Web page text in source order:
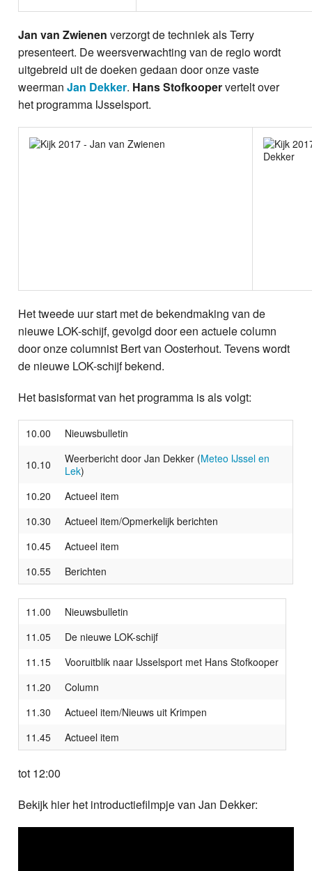
Jan van Zwienen verzorgt de techniek als Terry
presenteert. De weersverwachting van de regio wordt
uitgebreid uit de doeken gedaan door onze vaste
weermanJan Dekker. Hans Stofkoopervertelt over
het programma IJsselsport.
Het tweede uur start met de bekendmaking van de
nieuwe LOK-schijf, gevolgd door een actuele column
door onze columnist Bert van Oosterhout. Tevens wordt
de nieuwe LOK-schijf bekend.
Het basisformat van het programma is als volgt:
10.00 Nieuwsbulletin
10.10 Weerbericht door Jan Dekker (Meteo IJssel en
Lek)
10.20
Actueel item
10.30
Actueel item/Opmerkelijk berichten
10.45
Actueel item
10.55
Berichten
11.00
Nieuwsbulletin
11.05
De nieuwe LOK-schijf
11.15
Vooruitblik naar IJsselsport met Hans Stofkooper
11.20
Column
11.30
Actueel item/Nieuws uit Krimpen
11.45
Actueel item
tot 12:00
Bekijk hier het introductiefilmpje van Jan Dekker: